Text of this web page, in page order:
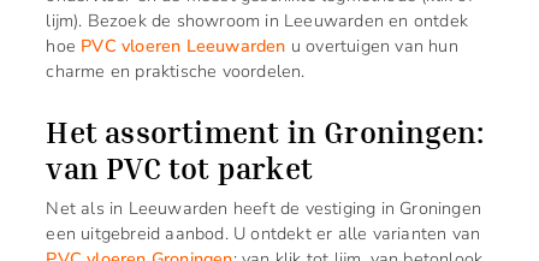
lijm). Bezoek de showroom in Leeuwarden en ontdek
hoe PVC vloeren Leeuwarden u overtuigen van hun
charme en praktische voordelen.
Het assortiment in Groningen:
van PVC tot parket
Net als in Leeuwarden heeft de vestiging in Groningen
een uitgebreid aanbod. U ontdekt er alle varianten van